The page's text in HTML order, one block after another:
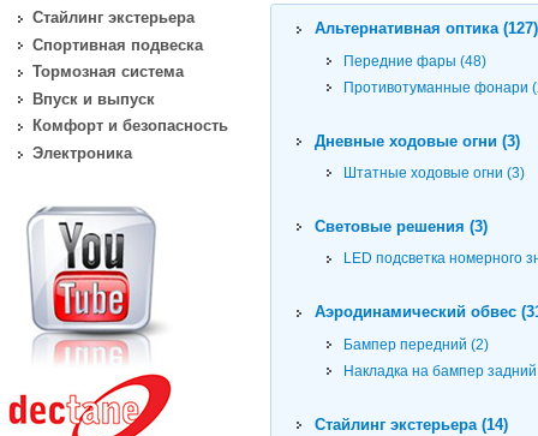
Альтернативная оптика (127)
Передние фары (48)
Противотуманные фонари
Дневные ходовые огни (3)
Штатные ходовые огни (3)
Световые решения (3)
LED подсветка номерного
Аэродинамический обвес
Бампер передний (2)
Накладка на бампер
Стайлинг экстерьера (14)
Стайлинг экстерьера
Спортивная подвеска
Тормозная система
Впуск и выпуск
Комфорт и безопасность
Электроника